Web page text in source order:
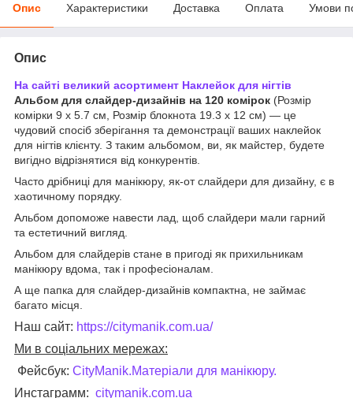
Опис Характеристики Доставка Оплата Умови
Опис
На сайті великий асортимент Наклейок для нігтів
Альбом для слайдер-дизайнів на 120 комірок (Розмір
комірки 9 х 5.7 см, Розмір блокнота 19.3 х 12 см) — це
чудовий спосіб зберігання та демонстрації ваших наклейок
для нігтів клієнту. З таким альбомом, ви, як майстер, будете
вигідно відрізнятися від конкурентів.
Часто дрібниці для манікюру, як-от слайдери для дизайну, є в
хаотичному порядку.
Альбом допоможе навести лад, щоб слайдери мали гарний
та естетичний вигляд.
Альбом для слайдерів стане в пригоді як прихильникам
манікюру вдома, так і професіоналам.
А ще папка для слайдер-дизайнів компактна, не займає
багато місця.
Наш сайт: https://citymanik.com.ua/
Ми в соціальних мережах:
Фейсбук: CityManik.Матеріали для манікюру.
Инстаграмм: citymanik.com.ua